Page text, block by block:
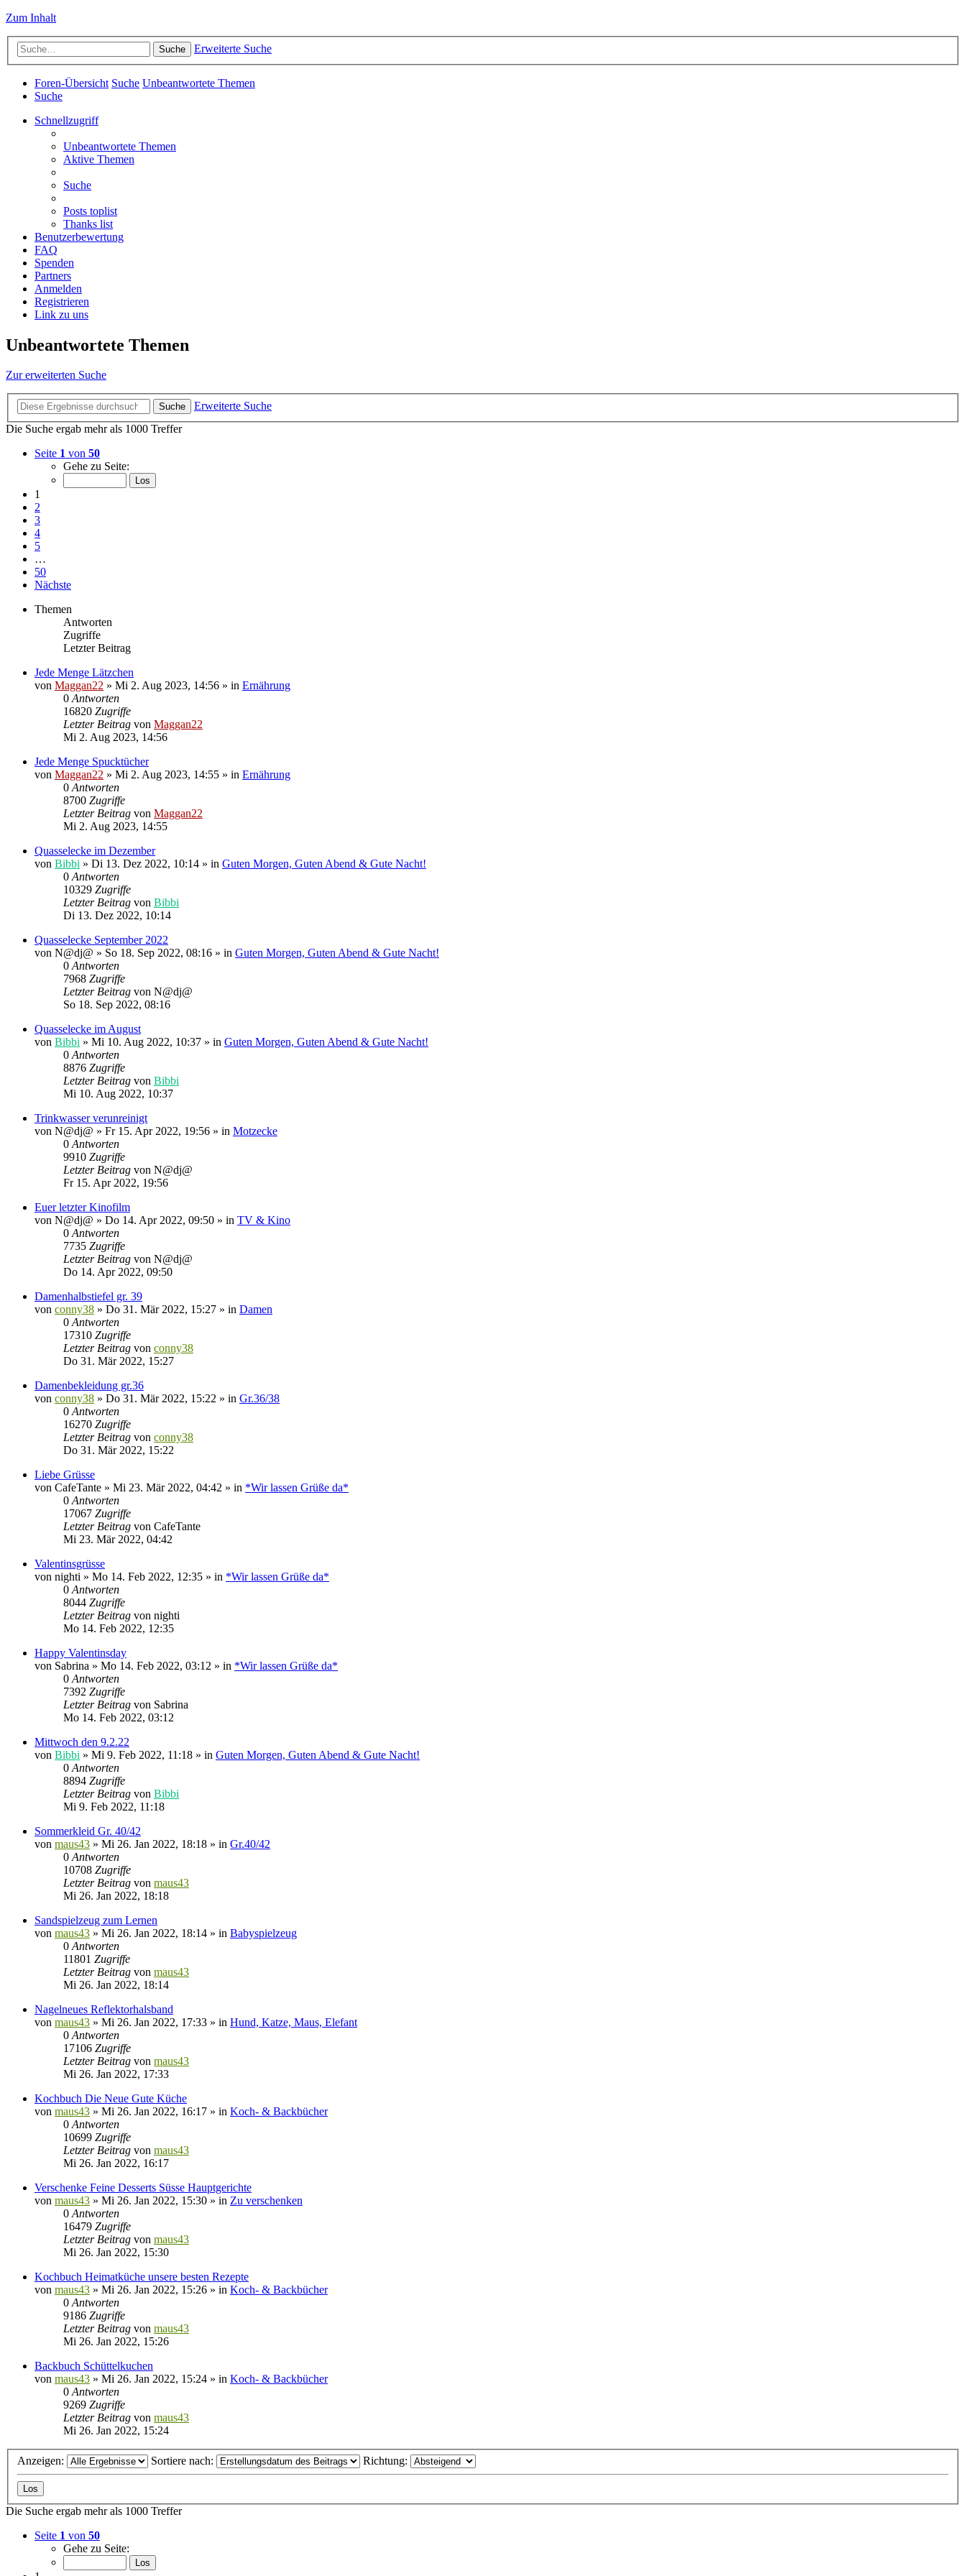
Zum Inhalt
Suche Erweiterte Suche
Foren-Übersicht Suche Unbeantwortete Themen
Suche
Schnellzugriff
Unbeantwortete Themen
Aktive Themen
Suche
Posts toplist
Thanks list
Benutzerbewertung
FAQ
Spenden
Partners
Anmelden
Registrieren
Link zu uns
Unbeantwortete Themen
Zur erweiterten Suche
Suche
Erweiterte Suche
Die Suche ergab mehr als 1000 Treffer
Seite 1 von 50
Gehe zu Seite:
1
2
3
4
5
…
50
Nächste
Themen
Antworten
Zugriffe
Letzter Beitrag
Jede Menge Lätzchen
von Maggan22 » Mi 2. Aug 2023, 14:56 » in Ernährung
0 Antworten
16820 Zugriffe
Letzter Beitrag von Maggan22
Mi 2. Aug 2023, 14:56
Jede Menge Spucktücher
von Maggan22 » Mi 2. Aug 2023, 14:55 » in Ernährung
0 Antworten
8700 Zugriffe
Letzter Beitrag von Maggan22
Mi 2. Aug 2023, 14:55
Quasselecke im Dezember
von Bibbi » Di 13. Dez 2022, 10:14 » in Guten Morgen, Guten Abend & Gute Nacht!
0 Antworten
10329 Zugriffe
Letzter Beitrag von Bibbi
Di 13. Dez 2022, 10:14
Quasselecke September 2022
von N@dj@ » So 18. Sep 2022, 08:16 » in Guten Morgen, Guten Abend & Gute Nacht!
0 Antworten
7968 Zugriffe
Letzter Beitrag von N@dj@
So 18. Sep 2022, 08:16
Quasselecke im August
von Bibbi » Mi 10. Aug 2022, 10:37 » in Guten Morgen, Guten Abend & Gute Nacht!
0 Antworten
8876 Zugriffe
Letzter Beitrag von Bibbi
Mi 10. Aug 2022, 10:37
Trinkwasser verunreinigt
von N@dj@ » Fr 15. Apr 2022, 19:56 » in Motzecke
0 Antworten
9910 Zugriffe
Letzter Beitrag von N@dj@
Fr 15. Apr 2022, 19:56
Euer letzter Kinofilm
von N@dj@ » Do 14. Apr 2022, 09:50 » in TV & Kino
0 Antworten
7735 Zugriffe
Letzter Beitrag von N@dj@
Do 14. Apr 2022, 09:50
Damenhalbstiefel gr. 39
von conny38 » Do 31. Mär 2022, 15:27 » in Damen
0 Antworten
17310 Zugriffe
Letzter Beitrag von conny38
Do 31. Mär 2022, 15:27
Damenbekleidung gr.36
von conny38 » Do 31. Mär 2022, 15:22 » in Gr.36/38
0 Antworten
16270 Zugriffe
Letzter Beitrag von conny38
Do 31. Mär 2022, 15:22
Liebe Grüsse
von CafeTante » Mi 23. Mär 2022, 04:42 » in *Wir lassen Grüße da*
0 Antworten
17067 Zugriffe
Letzter Beitrag von CafeTante
Mi 23. Mär 2022, 04:42
Valentinsgrüsse
von nighti » Mo 14. Feb 2022, 12:35 » in *Wir lassen Grüße da*
0 Antworten
8044 Zugriffe
Letzter Beitrag von nighti
Mo 14. Feb 2022, 12:35
Happy Valentinsday
von Sabrina » Mo 14. Feb 2022, 03:12 » in *Wir lassen Grüße da*
0 Antworten
7392 Zugriffe
Letzter Beitrag von Sabrina
Mo 14. Feb 2022, 03:12
Mittwoch den 9.2.22
von Bibbi » Mi 9. Feb 2022, 11:18 » in Guten Morgen, Guten Abend & Gute Nacht!
0 Antworten
8894 Zugriffe
Letzter Beitrag von Bibbi
Mi 9. Feb 2022, 11:18
Sommerkleid Gr. 40/42
von maus43 » Mi 26. Jan 2022, 18:18 » in Gr.40/42
0 Antworten
10708 Zugriffe
Letzter Beitrag von maus43
Mi 26. Jan 2022, 18:18
Sandspielzeug zum Lernen
von maus43 » Mi 26. Jan 2022, 18:14 » in Babyspielzeug
0 Antworten
11801 Zugriffe
Letzter Beitrag von maus43
Mi 26. Jan 2022, 18:14
Nagelneues Reflektorhalsband
von maus43 » Mi 26. Jan 2022, 17:33 » in Hund, Katze, Maus, Elefant
0 Antworten
17106 Zugriffe
Letzter Beitrag von maus43
Mi 26. Jan 2022, 17:33
Kochbuch Die Neue Gute Küche
von maus43 » Mi 26. Jan 2022, 16:17 » in Koch- & Backbücher
0 Antworten
10699 Zugriffe
Letzter Beitrag von maus43
Mi 26. Jan 2022, 16:17
Verschenke Feine Desserts Süsse Hauptgerichte
von maus43 » Mi 26. Jan 2022, 15:30 » in Zu verschenken
0 Antworten
16479 Zugriffe
Letzter Beitrag von maus43
Mi 26. Jan 2022, 15:30
Kochbuch Heimatküche unsere besten Rezepte
von maus43 » Mi 26. Jan 2022, 15:26 » in Koch- & Backbücher
0 Antworten
9186 Zugriffe
Letzter Beitrag von maus43
Mi 26. Jan 2022, 15:26
Backbuch Schüttelkuchen
von maus43 » Mi 26. Jan 2022, 15:24 » in Koch- & Backbücher
0 Antworten
9269 Zugriffe
Letzter Beitrag von maus43
Mi 26. Jan 2022, 15:24
Anzeigen: Sortiere nach: Richtung:
Die Suche ergab mehr als 1000 Treffer
Seite 1 von 50
Gehe zu Seite: